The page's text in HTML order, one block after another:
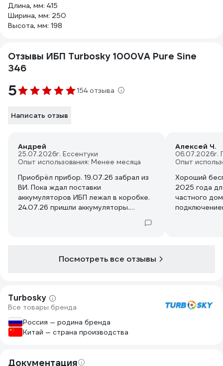
Длина, мм: 415
Ширина, мм: 250
Высота, мм: 198
Отзывы ИБП Turbosky 1000VA Pure Sine
346
5 154 отзыва
Написать отзыв
Андрей
25.07.2026г. Ессентуки
Опыт использования: Менее месяца
Приобрёл прибор. 19.07.26 забрал из
ВИ. Пока ждал поставки
аккумуляторов ИБП лежал в коробке.
24.07.26 пришли аккумуляторы.
переключении на режим батареи 220
на выходе ровняет с входящим, но не
надолго. Слышится легкий щелчок
реле и напряжение на выходе вновь
205 вольт. Понесу обратно на замену
либо возврат.
Алексей Ч.
06.07.2026г.
Опыт
Хороший
2025 года
частного
Посмотреть все отзывы
Turbosky
Все товары бренда
Россия — родина бренда
Китай — страна производства
Документация